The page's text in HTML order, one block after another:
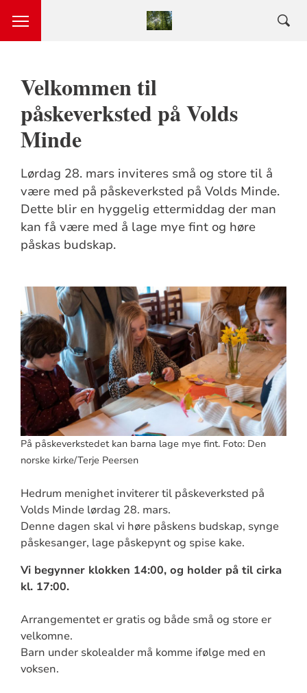
Velkommen til
påskeverksted på Volds
Minde
Lørdag 28. mars inviteres små og store til å
være med på påskeverksted på Volds Minde.
Dette blir en hyggelig ettermiddag der man
kan få være med å lage mye fint og høre
påskas budskap.
På påskeverkstedet kan barna lage mye fint. Foto: Den
norske kirke/Terje Peersen
Hedrum menighet inviterer til påskeverksted på
Volds Minde lørdag 28. mars.
Denne dagen skal vi høre påskens budskap, synge
påskesanger, lage påskepynt og spise kake.
Vi begynner klokken 14:00, og holder på til cirka
kl. 17:00.
Arrangementet er gratis og både små og store er
velkomne.
Barn under skolealder må komme ifølge med en
voksen.